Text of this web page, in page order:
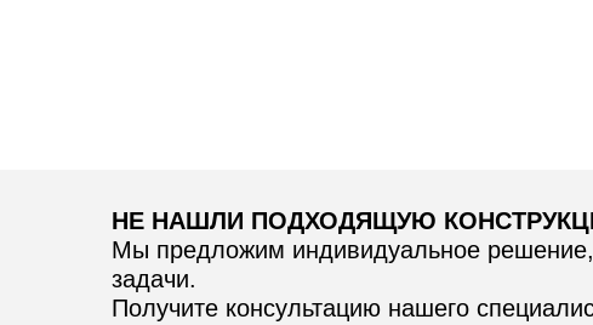
НЕ НАШЛИ ПОДХОДЯЩУЮ
Мы предложим индивидуальное
задачи.
Получите консультацию нашего